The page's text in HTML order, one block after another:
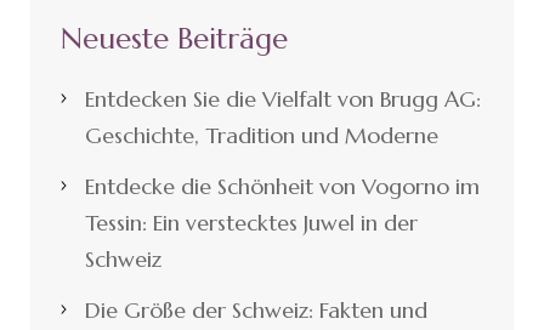
Neueste Beiträge
Entdecken Sie die Vielfalt von Brugg AG:
Geschichte, Tradition und Moderne
Entdecke die Schönheit von Vogorno im
Tessin: Ein verstecktes Juwel in der
Schweiz
Die Größe der Schweiz: Fakten und